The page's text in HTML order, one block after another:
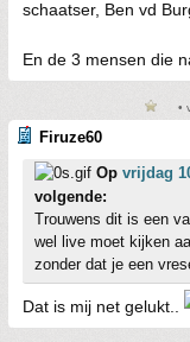
schaatser, Ben vd
En de 3 mensen die
•
Firuze60
Op vrijdag
volgende:
Trouwens dit is een
wel live moet kijken
zonder dat je een
Dat is mij net gelukt..